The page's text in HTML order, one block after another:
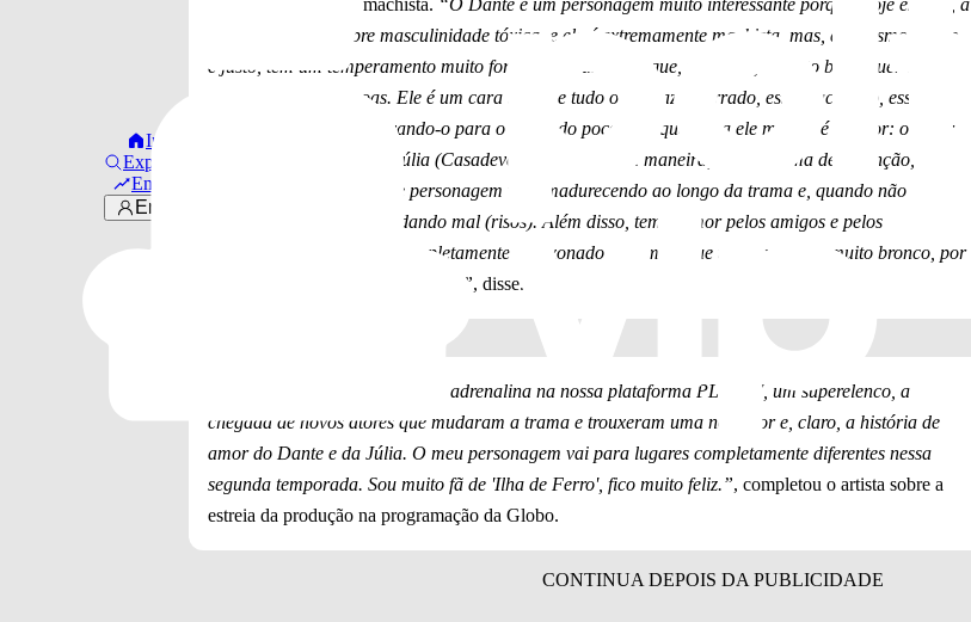
Início
Explorar
Em alta
Entrar
que é extremamente machista. “O Dante é um personagem muito interessante porque, hoje em dia, a
gente fala muito sobre masculinidade tóxica, e ele é extremamente machista, mas, ao mesmo tempo,
é justo, tem um temperamento muito forte, mas é um cara que, no fundo, é muito bom, quer o
melhor para as pessoas. Ele é um cara bruto, e tudo o que faz de errado, esse machismo, esse
orgulho, tudo isso vai levando-o para o fundo do poço. E o que salva ele mesmo é o amor: o amor
pela filha e o amor pela Júlia (Casadevall), que, de certa maneira, é uma forma de redenção, de
aprendizado. É como esse personagem vai amadurecendo ao longo da trama e, quando não
amadurece, ele acaba se dando mal (risos). Além disso, tem o amor pelos amigos e pelos
funcionários. O Dante é completamente apaixonado, por mais que tenha um jeito muito bronco, por
todo o time que trabalha com ele.”, disse.
“O público pode esperar muita adrenalina na nossa plataforma PLT-137, um superelenco, a
chegada de novos atores que mudaram a trama e trouxeram uma nova cor e, claro, a história de
amor do Dante e da Júlia. O meu personagem vai para lugares completamente diferentes nessa
segunda temporada. Sou muito fã de 'Ilha de Ferro', fico muito feliz.”, completou o artista sobre a
estreia da produção na programação da Globo.